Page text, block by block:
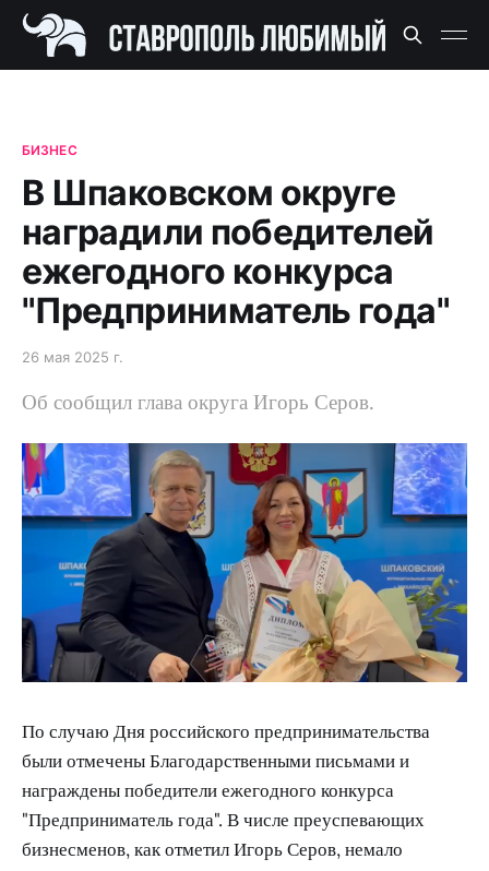
БИЗНЕС
В Шпаковском округе
наградили победителей
ежегодного конкурса
"Предприниматель года"
26 мая 2025 г.
Об сообщил глава округа Игорь Серов.
По случаю Дня российского предпринимательства
были отмечены Благодарственными письмами и
награждены победители ежегодного конкурса
"Предприниматель года". В числе преуспевающих
бизнесменов, как отметил Игорь Серов, немало